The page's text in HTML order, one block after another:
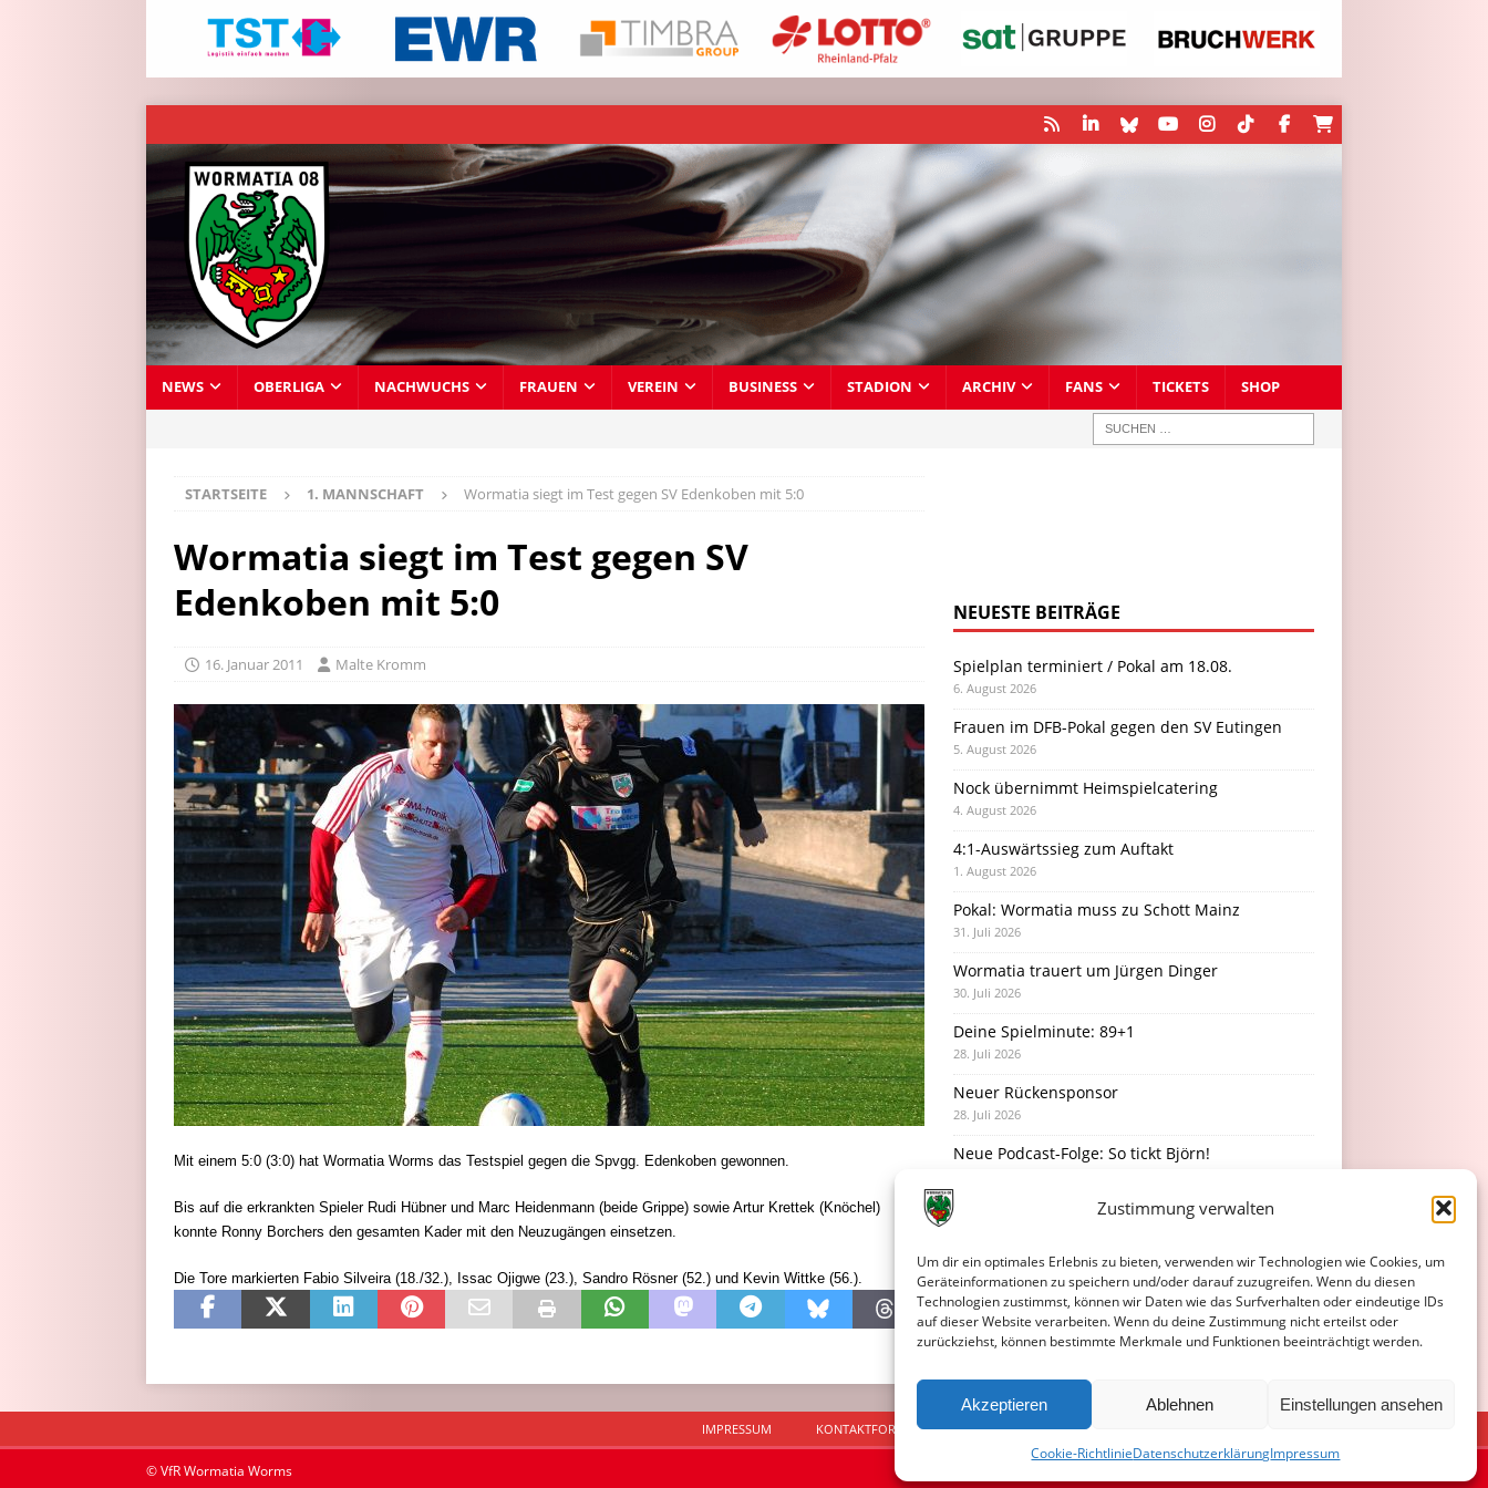
Zustimmung verwalten
Um dir ein optimales Erlebnis zu bieten, verwenden wir Technologien wie Cookies, um
Geräteinformationen zu speichern und/oder darauf zuzugreifen. Wenn du diesen
Technologien zustimmst, können wir Daten wie das Surfverhalten oder eindeutige IDs
auf dieser Website verarbeiten. Wenn du deine Zustimmung nicht erteilst oder
zurückziehst, können bestimmte Merkmale und Funktionen beeinträchtigt werden.
Akzeptieren Ablehnen Einstellungen ansehen
Cookie-RichtlinieDatenschutzerklärungImpressum
NEWS OBERLIGA NACHWUCHS FRAUEN VEREIN BUSINESS STADION ARCHIV FANS TICKETS SHOP
STARTSEITE 1. MANNSCHAFT Wormatia siegt im Test gegen SV Edenkoben mit 5:0
Wormatia siegt im Test gegen SV
Edenkoben mit 5:0
16. Januar 2011 Malte Kromm
Mit einem 5:0 (3:0) hat Wormatia Worms das Testspiel gegen die Spvgg. Edenkoben gewonnen.
Bis auf die erkrankten Spieler Rudi Hübner und Marc Heidenmann (beide Grippe) sowie Artur Krettek (Knöchel)
konnte Ronny Borchers den gesamten Kader mit den Neuzugängen einsetzen.
Die Tore markierten Fabio Silveira (18./32.), Issac Ojigwe (23.), Sandro Rösner (52.) und Kevin Wittke (56.).
NEUESTE BEITRÄGE
Spielplan terminiert / Pokal am 18.08.
6. August 2026
Frauen im DFB-Pokal gegen den SV Eutingen
5. August 2026
Nock übernimmt Heimspielcatering
4. August 2026
4:1-Auswärtssieg zum Auftakt
1. August 2026
Pokal: Wormatia muss zu Schott Mainz
31. Juli 2026
Wormatia trauert um Jürgen Dinger
30. Juli 2026
Deine Spielminute: 89+1
28. Juli 2026
Neuer Rückensponsor
28. Juli 2026
Neue Podcast-Folge: So tickt Björn!
Eindrücke vom Stadionfest
IMPRESSUM KONTAKTFORMULAR DATENSCHUTZERKLÄRUNG
© VfR Wormatia Worms